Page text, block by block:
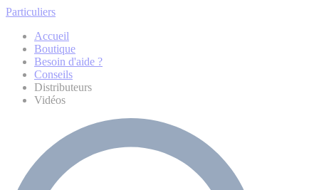
Particuliers
Accueil
Boutique
Besoin d'aide ?
Conseils
Distributeurs
Vidéos